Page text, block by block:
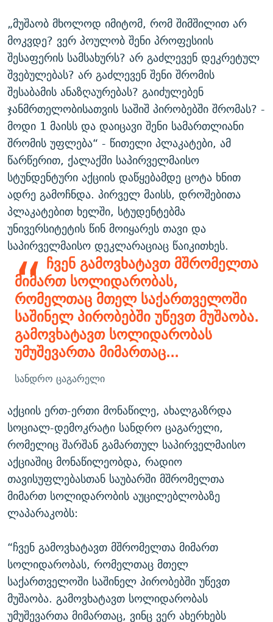
„მუშაობ მხოლოდ იმიტომ, რომ შიმშილით არ
მოკვდე? ვერ პოულობ შენი პროფესიის
შესაფერის სამსახურს? არ გაძლევენ დეკრეტულ
შვებულებას? არ გაძლევენ შენი შრომის
შესაბამის ანაზღაურებას? გაიძულებენ
ჯანმრთელობისათვის საშიშ პირობებში შრომას? -
მოდი 1 მაისს და დაიცავი შენი სამართლიანი
შრომის უფლება“ - წითელი პლაკატები, ამ
წარწერით, ქალაქში საპირველმაისო
სტუნდენტური აქციის დაწყებამდე ცოტა ხნით
ადრე გამოჩნდა. პირველ მაისს, დროშებითა
პლაკატებით ხელში, სტუდენტებმა
უნივერსიტეტის წინ მოიყარეს თავი და
საპირველმაისო დეკლარაციაც წაიკითხეს.
ჩვენ გამოვხატავთ მშრომელთა
მიმართ სოლიდარობას,
რომელთაც მთელ საქართველოში
საშინელ პირობებში უწევთ მუშაობა.
გამოვხატავთ სოლიდარობას
უმუშევართა მიმართაც...
სანდრო ცაგარელი
აქციის ერთ-ერთი მონაწილე, ახალგაზრდა
სოციალ-დემოკრატი სანდრო ცაგარელი,
რომელიც შარშან გამართულ საპირველმაისო
აქციაშიც მონაწილეობდა, რადიო
თავისუფლებასთან საუბარში მშრომელთა
მიმართ სოლიდარობის აუცილებლობაზე
ლაპარაკობს:
“ჩვენ გამოვხატავთ მშრომელთა მიმართ
სოლიდარობას, რომელთაც მთელ
საქართველოში საშინელ პირობებში უწევთ
მუშაობა. გამოვხატავთ სოლიდარობას
უმუშევართა მიმართაც, ვინც ვერ ახერხებს